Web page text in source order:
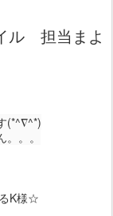
ル 担当まよ
(*^∇^*)
。。
K様☆